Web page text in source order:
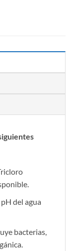
del agua
bacterias,